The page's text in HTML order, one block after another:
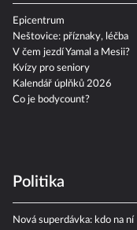
Epicentrum
Neštovice: příznaky, léčba
V čem jezdí Yamal a Mesii?
Kvízy pro seniory
Kalendář úplňků 2026
Co je bodycount?
Politika
Nová superdávka: kdo na ní